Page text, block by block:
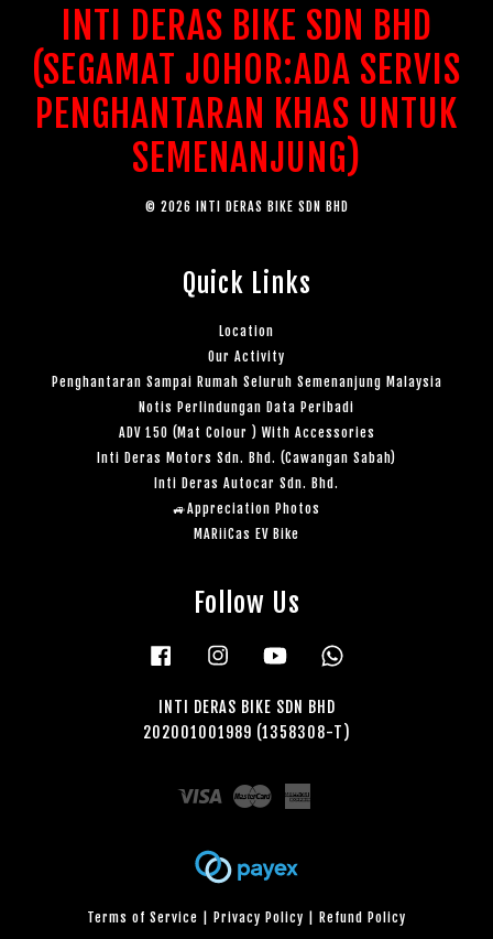
INTI DERAS BIKE SDN BHD
(SEGAMAT JOHOR:ADA SERVIS
PENGHANTARAN KHAS UNTUK
SEMENANJUNG)
© 2026 INTI DERAS BIKE SDN BHD
Quick Links
Location
Our Activity
Penghantaran Sampai Rumah Seluruh Semenanjung Malaysia
Notis Perlindungan Data Peribadi
ADV 150 (Mat Colour ) With Accessories
Inti Deras Motors Sdn. Bhd. (Cawangan Sabah)
Inti Deras Autocar Sdn. Bhd.
🚙Appreciation Photos
MARiiCas EV Bike
Follow Us
Facebook Instagram YouTube
INTI DERAS BIKE SDN BHD
202001001989 (1358308-T)
Visa Master
Terms of Service | Privacy Policy | Refund Policy